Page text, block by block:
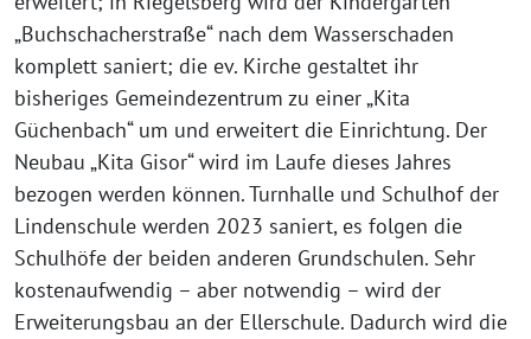
„Buchschacherstraße“ nach dem Wasserschaden
komplett saniert; die ev. Kirche gestaltet ihr
bisheriges Gemeindezentrum zu einer „Kita
Güchenbach“ um und erweitert die Einrichtung. Der
Neubau „Kita Gisor“ wird im Laufe dieses Jahres
bezogen werden können. Turnhalle und Schulhof der
Lindenschule werden 2023 saniert, es folgen die
Schulhöfe der beiden anderen Grundschulen. Sehr
kostenaufwendig – aber notwendig – wird der
Erweiterungsbau an der Ellerschule. Dadurch wird die